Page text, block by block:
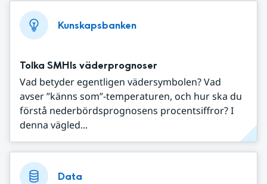
Kunskapsbanken
Tolka SMHIs väderprognoser
Vad betyder egentligen vädersymbolen? Vad
avser ”känns som”-temperaturen, och hur ska du
förstå nederbördsprognosens procentsiffror? I
denna vägled...
Data